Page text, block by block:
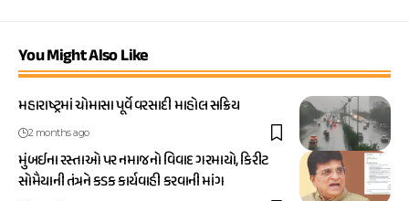
You Might Also Like
મહારાષ્ટ્રમાં ચોમાસા પૂર્વે વરસાદી માહોલ સક્રિય
2 months ago
મુંબઈના રસ્તાઓ પર નમાજનો વિવાદ ગરમાયો, કિરીટ
સોમૈયાની તંત્રને કડક કાર્યવાહી કરવાની માંગ